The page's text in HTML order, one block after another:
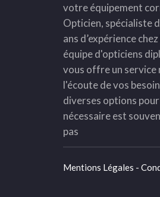
votre équipement
Opticien, spécialiste
ans d’expérience
équipe d'opticiens
vous offre un service
l'écoute de vos
diverses options
nécessaire est
pas
Mentions Légales -